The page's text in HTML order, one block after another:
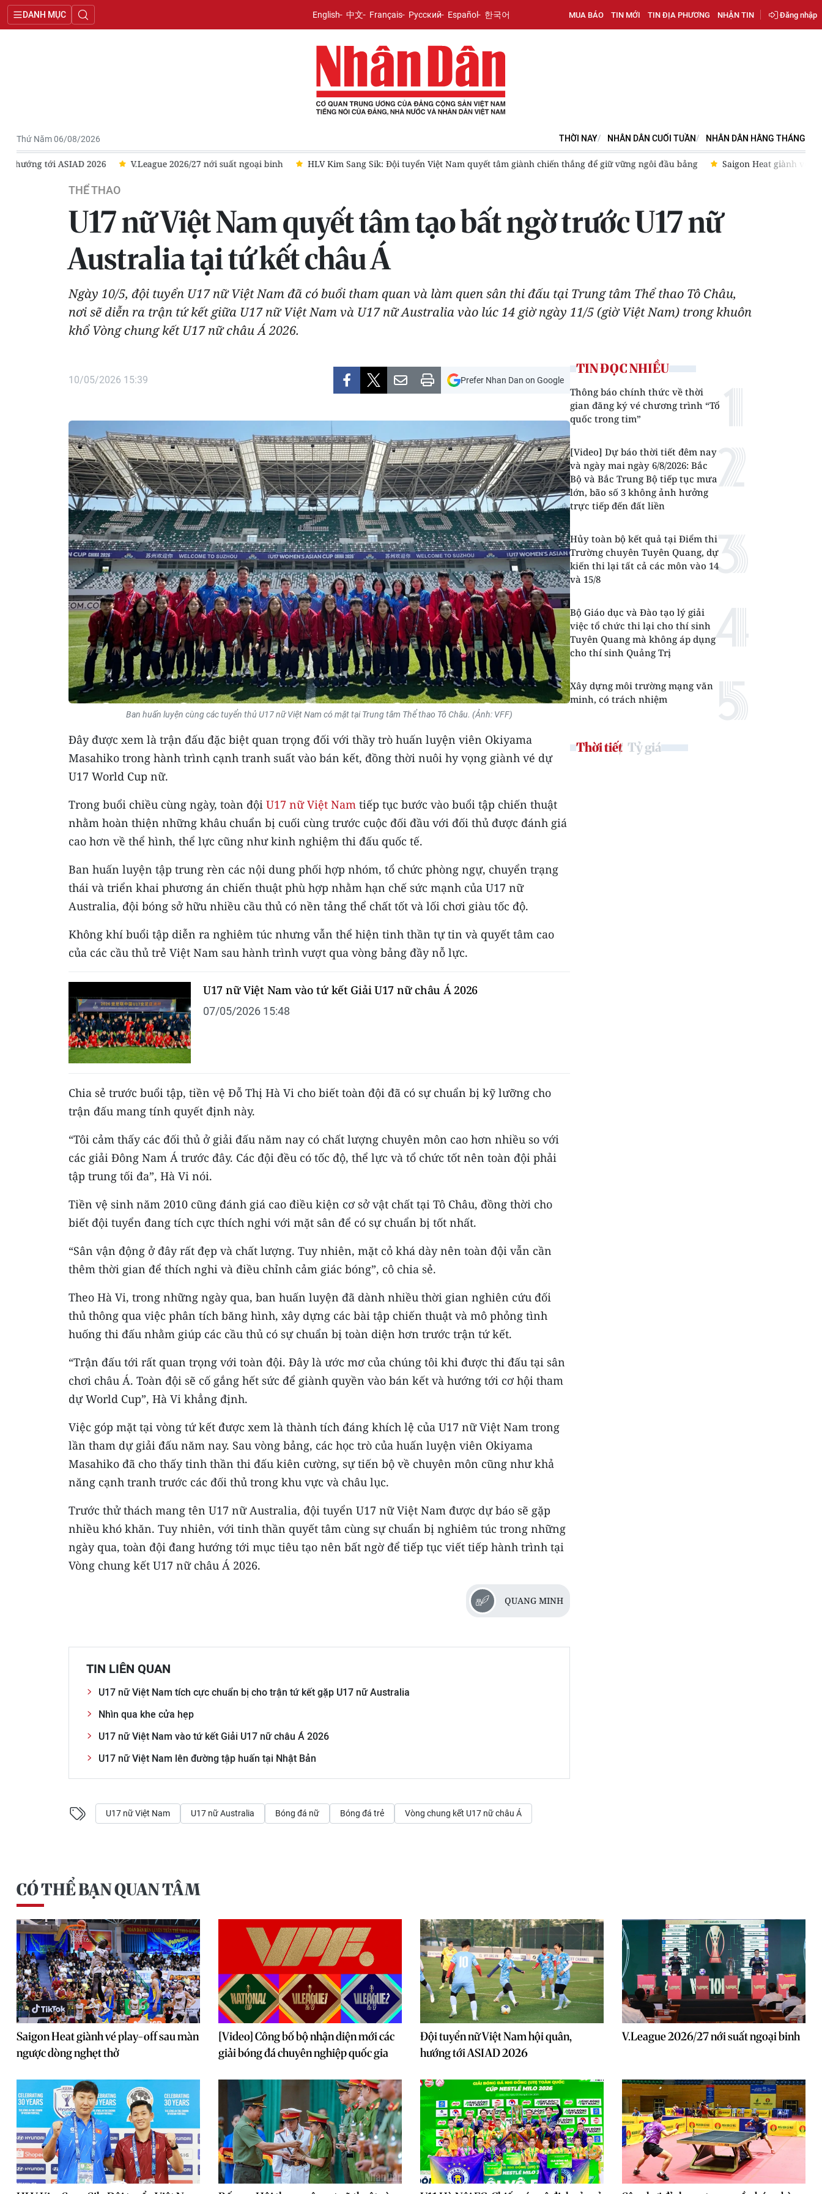
DANH MỤC English 中文 Français Русский Español 한국어 MUA BÁO TIN MỚI TIN ĐỊA PHƯƠNG NHẬN TIN Đăng nhập
Thứ Năm 06/08/2026 THỜI NAY NHÂN DÂN CUỐI TUẦN NHÂN DÂN HẰNG THÁNG
V.League 2026/27 nới suất ngoại binh HLV Kim Sang Sik: Đội tuyển Việt Nam quyết tâm giành chiến thắng để giữ vững ngôi đầu bảng Saigon Heat giành vé play-off sau màn ngược
THỂ THAO
U17 nữ Việt Nam quyết tâm tạo bất ngờ trước U17 nữ
Australia tại tứ kết châu Á
Ngày 10/5, đội tuyển U17 nữ Việt Nam đã có buổi tham quan và làm quen sân thi đấu tại Trung tâm Thể thao Tô Châu,
nơi sẽ diễn ra trận tứ kết giữa U17 nữ Việt Nam và U17 nữ Australia vào lúc 14 giờ ngày 11/5 (giờ Việt Nam) trong khuôn
khổ Vòng chung kết U17 nữ châu Á 2026.
10/05/2026 15:39 Prefer Nhan Dan on Google
Ban huấn luyện cùng các tuyển thủ U17 nữ Việt Nam có mặt tại Trung tâm Thể thao Tô Châu. (Ảnh: VFF)
Đây được xem là trận đấu đặc biệt quan trọng đối với thầy trò huấn luyện viên Okiyama
Masahiko trong hành trình cạnh tranh suất vào bán kết, đồng thời nuôi hy vọng giành vé dự
U17 World Cup nữ.
Trong buổi chiều cùng ngày, toàn đội U17 nữ Việt Nam tiếp tục bước vào buổi tập chiến thuật
nhằm hoàn thiện những khâu chuẩn bị cuối cùng trước cuộc đối đầu với đối thủ được đánh giá
cao hơn về thể hình, thể lực cũng như kinh nghiệm thi đấu quốc tế.
Ban huấn luyện tập trung rèn các nội dung phối hợp nhóm, tổ chức phòng ngự, chuyển trạng
thái và triển khai phương án chiến thuật phù hợp nhằm hạn chế sức mạnh của U17 nữ
Australia, đội bóng sở hữu nhiều cầu thủ có nền tảng thể chất tốt và lối chơi giàu tốc độ.
Không khí buổi tập diễn ra nghiêm túc nhưng vẫn thể hiện tinh thần tự tin và quyết tâm cao
của các cầu thủ trẻ Việt Nam sau hành trình vượt qua vòng bảng đầy nỗ lực.
U17 nữ Việt Nam vào tứ kết Giải U17 nữ châu Á 2026
07/05/2026 15:48
Chia sẻ trước buổi tập, tiền vệ Đỗ Thị Hà Vi cho biết toàn đội đã có sự chuẩn bị kỹ lưỡng cho
trận đấu mang tính quyết định này.
“Tôi cảm thấy các đối thủ ở giải đấu năm nay có chất lượng chuyên môn cao hơn nhiều so với
các giải Đông Nam Á trước đây. Các đội đều có tốc độ, thể lực và tổ chức tốt nên toàn đội phải
tập trung tối đa”, Hà Vi nói.
Tiền vệ sinh năm 2010 cũng đánh giá cao điều kiện cơ sở vật chất tại Tô Châu, đồng thời cho
biết đội tuyển đang tích cực thích nghi với mặt sân để có sự chuẩn bị tốt nhất.
“Sân vận động ở đây rất đẹp và chất lượng. Tuy nhiên, mặt cỏ khá dày nên toàn đội vẫn cần
thêm thời gian để thích nghi và điều chỉnh cảm giác bóng”, cô chia sẻ.
Theo Hà Vi, trong những ngày qua, ban huấn luyện đã dành nhiều thời gian nghiên cứu đối
thủ thông qua việc phân tích băng hình, xây dựng các bài tập chiến thuật và mô phỏng tình
huống thi đấu nhằm giúp các cầu thủ có sự chuẩn bị toàn diện hơn trước trận tứ kết.
“Trận đấu tới rất quan trọng với toàn đội. Đây là ước mơ của chúng tôi khi được thi đấu tại sân
chơi châu Á. Toàn đội sẽ cố gắng hết sức để giành quyền vào bán kết và hướng tới cơ hội tham
dự World Cup”, Hà Vi khẳng định.
Việc góp mặt tại vòng tứ kết được xem là thành tích đáng khích lệ của U17 nữ Việt Nam trong
lần tham dự giải đấu năm nay. Sau vòng bảng, các học trò của huấn luyện viên Okiyama
Masahiko đã cho thấy tinh thần thi đấu kiên cường, sự tiến bộ về chuyên môn cũng như khả
năng cạnh tranh trước các đối thủ trong khu vực và châu lục.
Trước thử thách mang tên U17 nữ Australia, đội tuyển U17 nữ Việt Nam được dự báo sẽ gặp
nhiều khó khăn. Tuy nhiên, với tinh thần quyết tâm cùng sự chuẩn bị nghiêm túc trong những
ngày qua, toàn đội đang hướng tới mục tiêu tạo nên bất ngờ để tiếp tục viết tiếp hành trình tại
Vòng chung kết U17 nữ châu Á 2026.
QUANG MINH
TIN LIÊN QUAN
U17 nữ Việt Nam tích cực chuẩn bị cho trận tứ kết gặp U17 nữ Australia
Nhìn qua khe cửa hẹp
U17 nữ Việt Nam vào tứ kết Giải U17 nữ châu Á 2026
U17 nữ Việt Nam lên đường tập huấn tại Nhật Bản
U17 nữ Việt Nam U17 nữ Australia Bóng đá nữ Bóng đá trẻ Vòng chung kết U17 nữ châu Á
TIN ĐỌC NHIỀU
Thông báo chính thức về thời
gian đăng ký vé chương trình “Tổ
quốc trong tim”
[Video] Dự báo thời tiết đêm nay
và ngày mai ngày 6/8/2026: Bắc
Bộ và Bắc Trung Bộ tiếp tục mưa
lớn, bão số 3 không ảnh hưởng
trực tiếp đến đất liền
Hủy toàn bộ kết quả tại Điểm thi
Trường chuyên Tuyên Quang, dự
kiến thi lại tất cả các môn vào 14
và 15/8
Bộ Giáo dục và Đào tạo lý giải
việc tổ chức thi lại cho thí sinh
Tuyên Quang mà không áp dụng
cho thí sinh Quảng Trị
Xây dựng môi trường mạng văn
minh, có trách nhiệm
Thời tiết Tỷ giá
CÓ THỂ BẠN QUAN TÂM
Saigon Heat giành vé play-off sau màn
ngược dòng nghẹt thở
[Video] Công bố bộ nhận diện mới các
giải bóng đá chuyên nghiệp quốc gia
Đội tuyển nữ Việt Nam hội quân,
hướng tới ASIAD 2026
V.League 2026/27 nới suất ngoại binh